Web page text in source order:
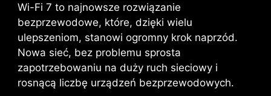
Wentylator pompy
Wi-Fi 7 to najnowsze rozwiązanie
bezprzewodowe, które, dzięki wielu
ulepszeniom, stanowi ogromny krok naprzód.
Nowa sieć, bez problemu sprosta
zapotrzebowaniu na duży ruch sieciowy i
rosnącą liczbę urządzeń bezprzewodowych.
rynku karty graficzne. Gdy
liczy się każdy, nawet
najdrobniejszy element
zapewniający przewagę w
grach, system Steel Armor
chroni również miejsca